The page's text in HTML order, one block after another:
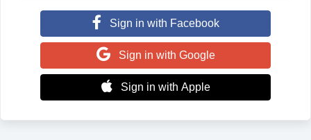
Sign in with Facebook
Sign in with Google
Sign in with Apple